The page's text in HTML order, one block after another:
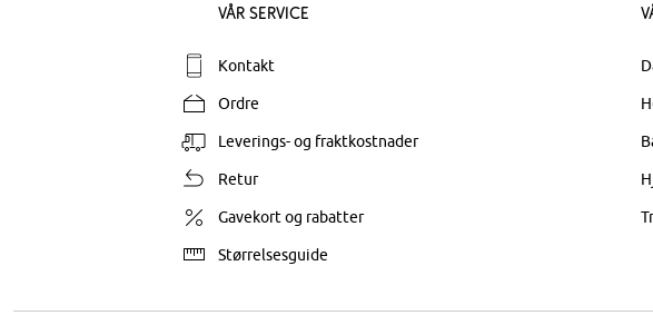
Vår service
Kontakt
Ordre
Leverings- og fraktkostnader
Retur
Gavekort og rabatter
Størrelsesguide